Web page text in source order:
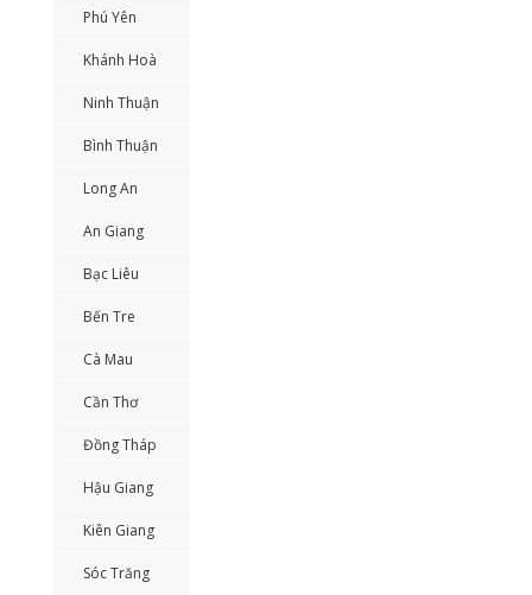
Phú Yên
Khánh Hoà
Ninh Thuận
Bình Thuận
Long An
An Giang
Bạc Liêu
Bến Tre
Cà Mau
Cần Thơ
Đồng Tháp
Hậu Giang
Kiên Giang
Sóc Trăng